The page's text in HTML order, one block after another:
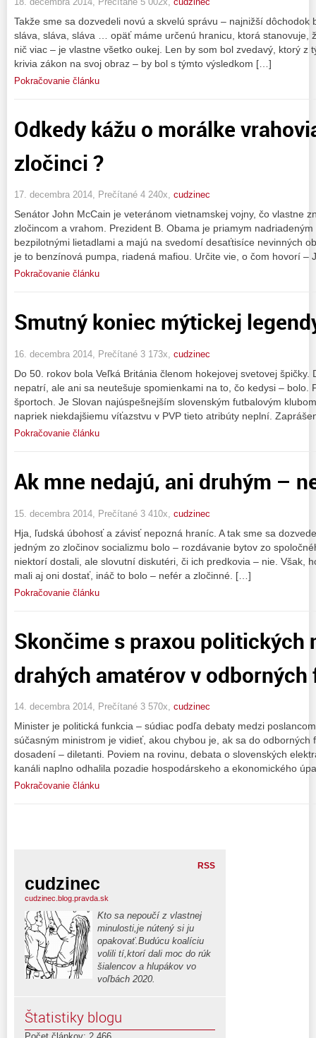
Takže sme sa dozvedeli novú a skvelú správu – najnižší dôchodok
sláva, sláva, sláva … opäť máme určenú hranicu, ktorá stanovuje,
nič viac – je vlastne všetko oukej. Len by som bol zvedavý, ktorý z
krivia zákon na svoj obraz – by bol s týmto výsledkom […]
Pokračovanie článku
Odkedy kážu o morálke
zločinci ?
17. decembra 2014, Prečítané 4 240x, cudzinec
Senátor John McCain je veteránom vietnamskej vojny, čo vlastne
zločincom a vrahom. Prezident B. Obama je priamym
bezpilotnými lietadlami a majú na svedomí desaťtisíce nevinných
je to benzínová pumpa, riadená mafiou. Určite vie, o čom hovorí –
Pokračovanie článku
Smutný koniec mýtickej
16. decembra 2014, Prečítané 3 173x, cudzinec
Do 50. rokov bola Veľká Británia členom hokejovej svetovej špičky.
nepatrí, ale ani sa neutešuje spomienkami na to, čo kedysi – bolo.
športoch. Je Slovan najúspešnejším slovenským futbalovým
napriek niekdajšiemu víťazstvu v PVP tieto atribúty neplní.
Pokračovanie článku
Ak mne nedajú, ani druhým –
15. decembra 2014, Prečítané 3 410x, cudzinec
Hja, ľudská úbohosť a závisť nepozná hraníc. A tak sme sa
jedným zo zločinov socializmu bolo – rozdávanie bytov zo
niektorí dostali, ale slovutní diskutéri, či ich predkovia – nie. Však,
mali aj oni dostať, ináč to bolo – nefér a zločinné. […]
Pokračovanie článku
Skončime s praxou politických
drahých amatérov v
14. decembra 2014, Prečítané 3 570x, cudzinec
Minister je politická funkcia – súdiac podľa debaty medzi
súčasným ministrom je vidieť, akou chybou je, ak sa do odborných
dosadení – diletanti. Poviem na rovinu, debata o slovenských
kanáli naplno odhalila pozadie hospodárskeho a ekonomického
Pokračovanie článku
RSS
cudzinec
cudzinec.blog.pravda.sk
Kto sa nepoučí z vlastnej
minulosti,je nútený si ju
opakovať.Budúcu koalíciu
volili tí,ktorí dali moc do rúk
šialencov a hlupákov vo
voľbách 2020.
Štatistiky blogu